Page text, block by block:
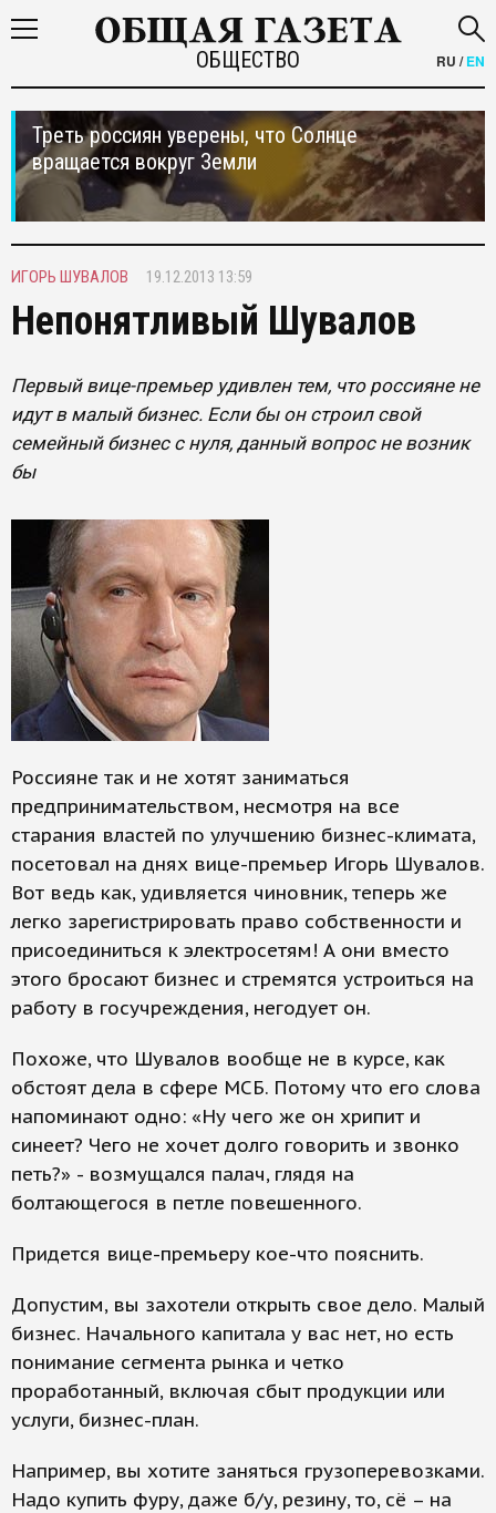
ОБЩЕСТВО RU /EN
Треть россиян уверены, что Солнце
вращается вокруг Земли
ИГОРЬ ШУВАЛОВ 19.12.2013 13:59
Непонятливый Шувалов
Первый вице-премьер удивлен тем, что россияне не
идут в малый бизнес. Если бы он строил свой
семейный бизнес с нуля, данный вопрос не возник
бы
Россияне так и не хотят заниматься
предпринимательством, несмотря на все
старания властей по улучшению бизнес-климата,
посетовал на днях вице-премьер Игорь Шувалов.
Вот ведь как, удивляется чиновник, теперь же
легко зарегистрировать право собственности и
присоединиться к электросетям! А они вместо
этого бросают бизнес и стремятся устроиться на
работу в госучреждения, негодует он.
Похоже, что Шувалов вообще не в курсе, как
обстоят дела в сфере МСБ. Потому что его слова
напоминают одно: «Ну чего же он хрипит и
синеет? Чего не хочет долго говорить и звонко
петь?» - возмущался палач, глядя на
болтающегося в петле повешенного.
Придется вице-премьеру кое-что пояснить.
Допустим, вы захотели открыть свое дело. Малый
бизнес. Начального капитала у вас нет, но есть
понимание сегмента рынка и четко
проработанный, включая сбыт продукции или
услуги, бизнес-план.
Например, вы хотите заняться грузоперевозками.
Надо купить фуру, даже б/у, резину, то, сё – на